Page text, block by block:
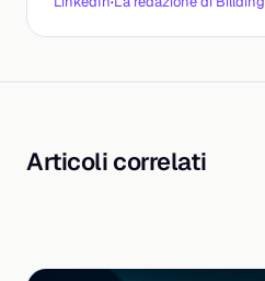
Articoli correlati